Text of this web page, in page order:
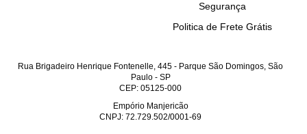
Segurança
Politica de Frete Grátis
Rua Brigadeiro Henrique Fontenelle, 445 - Parque São Domingos, São
Paulo- SP
CEP: 05125-000
Empório Manjericão
CNPJ: 72.729.502/0001-69